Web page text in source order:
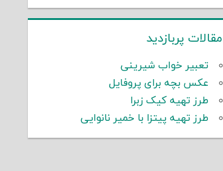
مقالات پربازدید
تعبیر خواب شیرینی
عکس بچه برای پروفایل
طرز تهیه کیک زبرا
طرز تهیه پیتزا با خمیر نانوایی